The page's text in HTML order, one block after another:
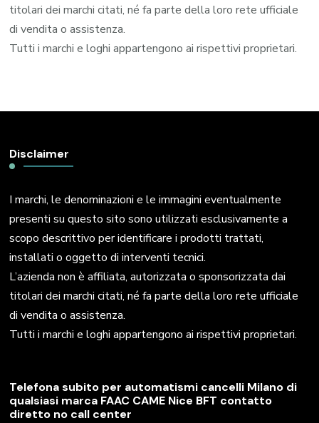
titolari dei marchi citati, né fa parte della loro rete ufficiale
di vendita o assistenza.
Tutti i marchi e loghi appartengono ai rispettivi proprietari.
Disclaimer
I marchi, le denominazioni e le immagini eventualmente
presenti su questo sito sono utilizzati esclusivamente a
scopo descrittivo per identificare i prodotti trattati,
installati o oggetto di interventi tecnici.
L’azienda non è affiliata, autorizzata o sponsorizzata dai
titolari dei marchi citati, né fa parte della loro rete ufficiale
di vendita o assistenza.
Tutti i marchi e loghi appartengono ai rispettivi proprietari.
Telefona subito per automatismi cancelli Milano di
qualsiasi marca FAAC CAME Nice BFT contatto
diretto no call center